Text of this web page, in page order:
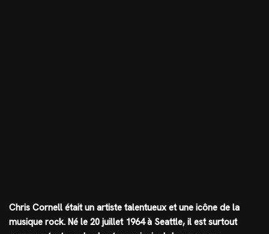
Chris Cornell était un artiste talentueux et une icône de la
musique rock. Né le 20 juillet 1964 à Seattle, il est surtout